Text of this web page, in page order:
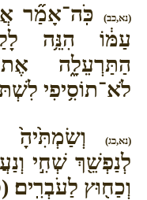
(נא,כב)
כֹּֽה־אָמַ֞ר
עַמּ֔וֹ הִנֵּ֥ה
הַתַּרְעֵלָ֑ה
לֹא־תוֹסִ֥יפִי
(נא,כג)
וְשַׂמְתִּ֙יהָ֙
לְנַפְשֵׁ֖ךְ שְׁחִ֣י
וְכַח֖וּץ לַעֹבְרִֽים׃